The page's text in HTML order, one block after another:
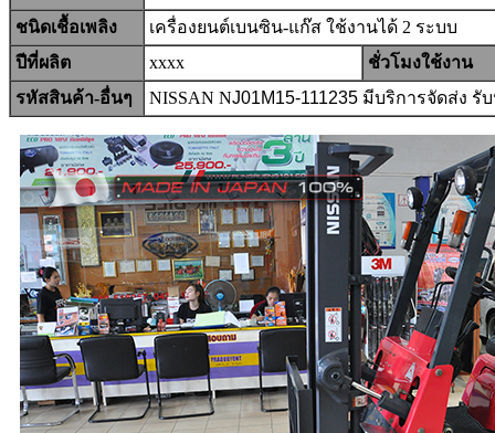
ชนิดเชื้อเพลิง
เครื่องยนต์เบนซิน-แก๊ส ใช้งานได้ 2 ระบบ
ปีที่ผลิต
xxxx
ชั่วโมงใช้งาน
รหัสสินค้า-อื่นๆ
NISSAN NJ01M15-111235 มีบริการจัดส่ง รั